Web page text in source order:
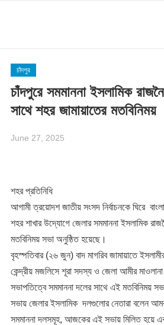
চাঁদপুর
চাঁদপুরে সমমাননা ইসলামিক
সাথে শহর জামায়াতের মতবিনিময়
June 27, 2025
শহর প্রতিনিধি
আগামী ত্রয়োদশ জাতীয় সংসদ নির্বাচনকে ঘিরে
শহর শাখার উদ্যোগে জেলার সমমাননা ইসলামিক
মতবিনিময় সভা অনুষ্ঠিত হয়েছে।
বৃহস্পতিবার (২৬ জুন) বাদ মাগরিব জামায়াতে
কেন্দ্রীয় মজলিসে শূরা সদস্য ও জেলা আমীর
সভাপতিত্বে সমমাননা দলের সাথে এই মতবিনিময়
সভায় জেলার ইসলামিক দলগুলোর নেতারা বলেন
সমমাননা দলসমূহ, আজকের এই সভায় মিলিত হয়ে এক